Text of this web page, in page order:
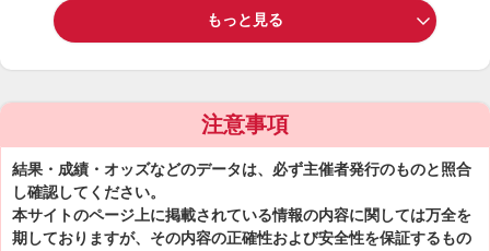
もっと見る
注意事項
結果・成績・オッズなどのデータは、必ず主催者発行のものと照合
し確認してください。
本サイトのページ上に掲載されている情報の内容に関しては万全を
期しておりますが、その内容の正確性および安全性を保証するもの